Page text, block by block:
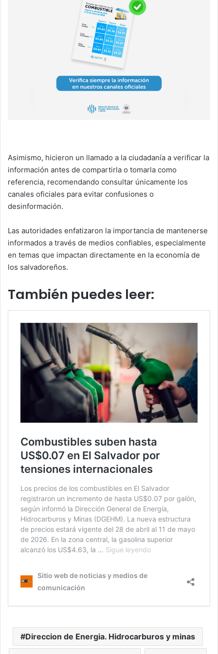
Asimismo, hicieron un llamado a la ciudadanía a verificar la
información antes de compartirla o tomarla como
referencia, recomendando consultar únicamente los
canales oficiales para evitar confusiones o
desinformación.
Las autoridades enfatizaron la importancia de mantenerse
informados a través de medios confiables, especialmente
en temas que impactan directamente en la economía de
los salvadoreños.
También puedes leer:
Direccion de Energia. Hidrocarburos y minas